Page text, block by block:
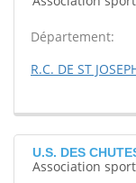
Département:
R.C. DE ST
U.S. DES
Association